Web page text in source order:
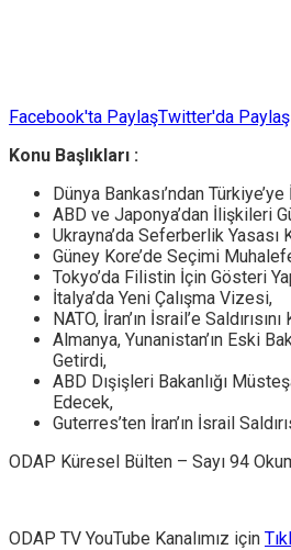
Facebook'ta PaylaşTwitter'da Paylaş
Konu Başlıkları :
Dünya Bankası’ndan
ABD ve Japonya’dan İlişkileri
Ukrayna’da Seferberlik Yasası
Güney Kore’de Seçimi
Tokyo’da Filistin İçin Gösteri
İtalya’da Yeni Çalışma Vizesi,
NATO, İran’ın İsrail’e Saldırısını
Almanya, Yunanistan’ın Eski
Getirdi,
ABD Dışişleri Bakanlığı
Edecek,
Guterres’ten İran’ın İsrail
ODAP Küresel Bülten – Sayı 94
ODAP TV YouTube Kanalımız için